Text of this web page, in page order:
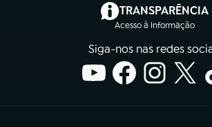
TRANSPARÊNCIA
Acesso à Informação
(abre em
Siga-nos nas redes